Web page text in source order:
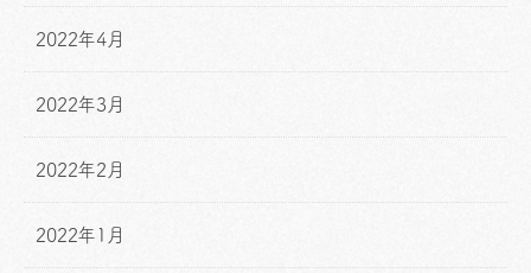
2022年4月
2022年3月
2022年2月
2022年1月